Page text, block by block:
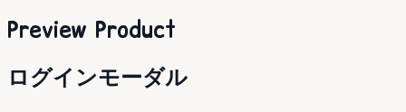
Preview Product
ログインモーダル